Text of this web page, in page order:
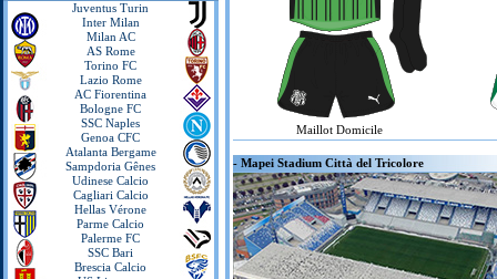
Juventus Turin
Inter Milan
Milan AC
AS Rome
Torino FC
Lazio Rome
AC Fiorentina
Bologne FC
SSC Naples
Genoa CFC
Atalanta Bergame
Sampdoria Gênes
Udinese Calcio
Cagliari Calcio
Hellas Vérone
Parme Calcio
Palerme FC
SSC Bari
Brescia Calcio
Maillot Domicile
- Mapei Stadium Città del Tricolore